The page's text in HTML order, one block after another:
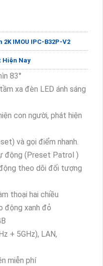
IMOU IPC-B32P-V2
Hiện Nay
83°
xa đèn LED ánh sáng
con người, phát hiện
và gọi điểm nhanh.
động (Preset Patrol )
theo dõi đối tượng
thoại hai chiều
động xanh đỏ
+ 5GHz), LAN,
miễn phí